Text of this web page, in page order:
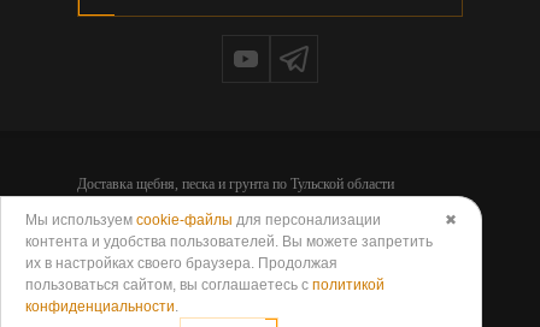
Доставка щебня, песка и грунта по Тульской области
Политика обработки персональных данных
Согласие на обработку персональных данных
Политика использования cookies
Согласие на обработку данных метрическими программами
Публичная оферта
✖
Мы используем cookie-файлы для персонализации
контента и удобства пользователей. Вы можете запретить
их в настройках своего браузера. Продолжая
пользоваться сайтом, вы соглашаетесь с политикой
конфиденциальности.